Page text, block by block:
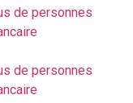
de personnes
de personnes